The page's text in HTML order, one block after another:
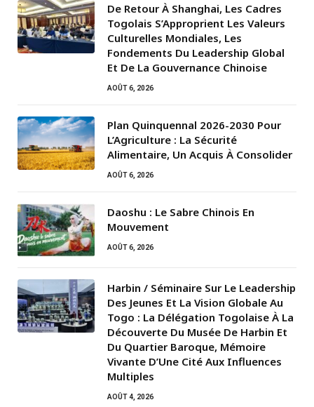
De Retour À Shanghai, Les Cadres
Togolais S’Approprient Les Valeurs
Culturelles Mondiales, Les
Fondements Du Leadership Global
Et De La Gouvernance Chinoise
AOÛT 6, 2026
Plan Quinquennal 2026-2030 Pour
L’Agriculture : La Sécurité
Alimentaire, Un Acquis À Consolider
AOÛT 6, 2026
Daoshu : Le Sabre Chinois En
Mouvement
AOÛT 6, 2026
Harbin / Séminaire Sur Le Leadership
Des Jeunes Et La Vision Globale Au
Togo : La Délégation Togolaise À La
Découverte Du Musée De Harbin Et
Du Quartier Baroque, Mémoire
Vivante D’Une Cité Aux Influences
Multiples
AOÛT 4, 2026